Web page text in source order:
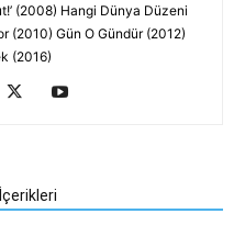
(2008) Hangi Dünya Düzeni
(2010) Gün O Gündür (2012)
(2016)